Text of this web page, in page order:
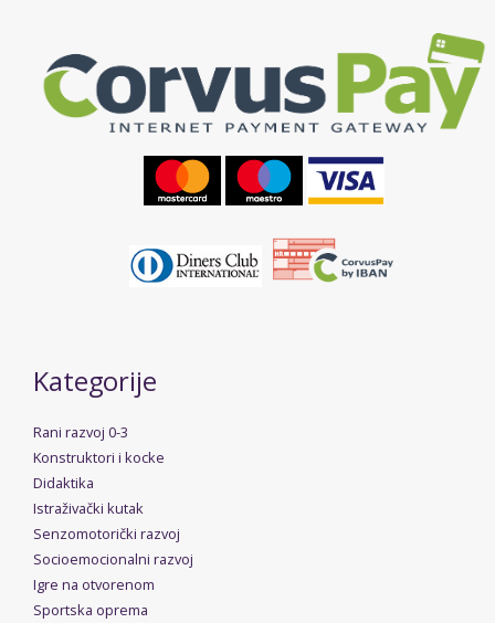
Kategorije
Rani razvoj 0-3
Konstruktori i kocke
Didaktika
Istraživački kutak
Senzomotorički razvoj
Socioemocionalni razvoj
Igre na otvorenom
Sportska oprema